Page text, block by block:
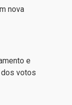
nova
e
dos votos